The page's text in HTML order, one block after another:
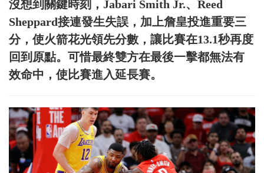
沒想到關鍵時刻，Jabari Smith Jr.、Reed
Sheppard接連發生失誤，加上詹皇投進重要三
分，使火箭花光領先分數，讓比賽在13.1秒再度
回到原點。可惜最終雙方在最後一擊都無法有
效命中，使比賽進入延長賽。